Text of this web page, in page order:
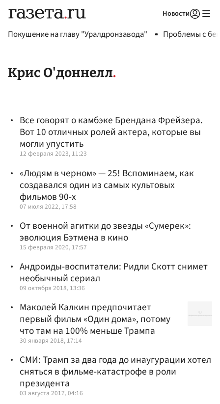
Новости
Покушение на главу "Уралдронзавода" Проблемы с
Крис О'доннелл
Все говорят о камбэке Брендана Фрейзера.
Вот 10 отличных ролей актера, которые вы
могли упустить
12 февраля 2023, 11:23
«Людям в черном» — 25! Вспоминаем, как
создавался один из самых культовых
фильмов 90-х
07 июля 2022, 17:58
От военной агитки до звезды «Сумерек»:
эволюция Бэтмена в кино
15 февраля 2020, 17:57
Андроиды-воспитатели: Ридли Скотт снимет
необычный сериал
09 октября 2018, 13:36
Маколей Калкин предпочитает
первый фильм «Один дома», потому
что там на 100% меньше Трампа
30 января 2018, 17:14
СМИ: Трамп за два года до инаугурации хотел
сняться в фильме-катастрофе в роли
президента
03 августа 2017, 04:16